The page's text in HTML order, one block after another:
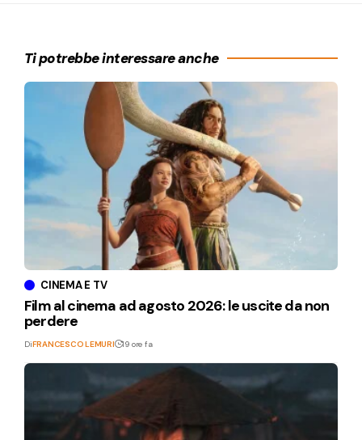
Ti potrebbe interessare anche
CINEMA E TV
Film al cinema ad agosto 2026: le uscite da non
perdere
DiFRANCESCO LEMURI 19 ore fa